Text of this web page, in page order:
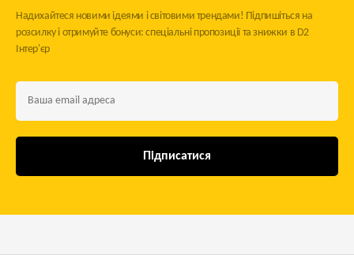
Надихайтеся новими ідеями і світовими трендами! Підпишіться на
розсилку і отримуйте бонуси: спеціальні пропозиції та знижки в D2
Інтер'єр
Підписатися